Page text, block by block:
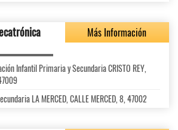
Más Información
Infantil Primaria y Secundaria CRISTO REY,
LA MERCED, CALLE MERCED, 8, 47002